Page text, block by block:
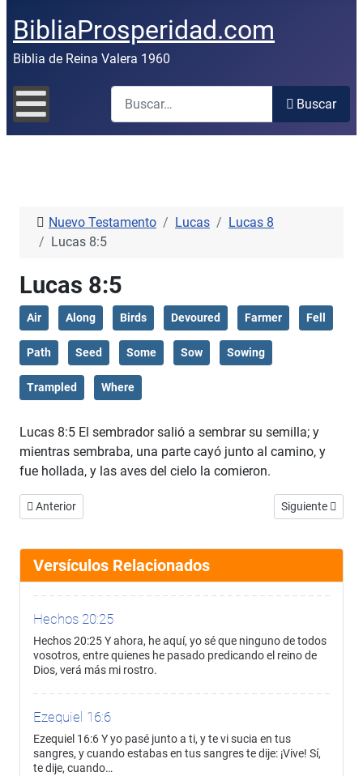
BibliaProsperidad.com
Biblia de Reina Valera 1960
Buscar
Buscar
Nuevo Testamento Lucas
Lucas 8
Lucas 8:5
Lucas 8:5
Air Along Birds Devoured Farmer Fell
Path Seed Some Sow Sowing
Trampled Where
Lucas 8:5 El sembrador salió a sembrar su semilla; y
mientras sembraba, una parte cayó junto al camino, y
fue hollada, y las aves del cielo la comieron.
Artículo anterior: Lucas 8:4
Anterior Artículo
Siguiente
Versículos Relacionados
Hechos 20:25
Hechos 20:25 Y ahora, he aquí, yo sé que ninguno de todos
vosotros, entre quienes he pasado predicando el reino de
Dios, verá más mi rostro.
Ezequiel 16:6
Ezequiel 16:6 Y yo pasé junto a ti, y te vi sucia en tus
sangres, y cuando estabas en tus sangres te dije: ¡Vive! Sí,
te dije, cuando…